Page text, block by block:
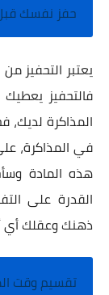
حفز نفسك
يعتبر التحفيز
فالتحفيز
المذاكرة لديك،
في المذاكرة،
هذه المادة
القدرة على
ذهنك وعقلك أي
تقسيم وقت